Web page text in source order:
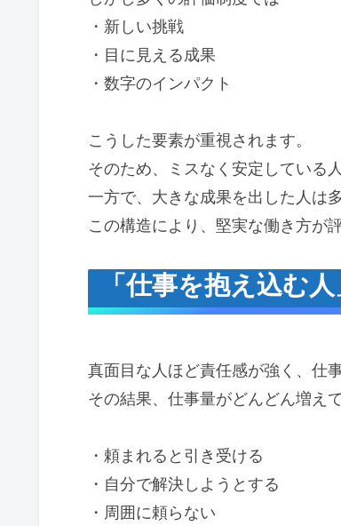
・新しい挑戦
・目に見える成果
・数字のインパクト
こうした要素が重視されます。
そのため、ミスなく安定している
一方で、大きな成果を出した人は
この構造により、堅実な働き方が
「仕事を抱え込む
真面目な人ほど責任感が強く、仕
その結果、仕事量がどんどん増え
・頼まれると引き受ける
・自分で解決しようとする
・周囲に頼らない